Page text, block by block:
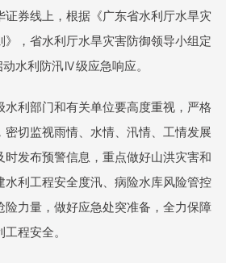
券线上，根据《广东省水利厅水旱灾
，省水利厅水旱灾害防御领导小组定
水利防汛Ⅳ级应急响应。
利部门和有关单位要高度重视，严格
切监视雨情、水情、汛情、工情发展
发布预警信息，重点做好山洪灾害和
利工程安全度汛、病险水库风险管控
力量，做好应急处突准备，全力保障
程安全。